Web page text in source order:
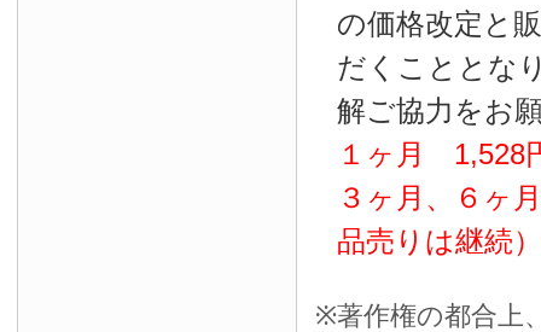
の価格改定と
だくこととな
解ご協力をお
１ヶ月 1,528
３ヶ月、６ヶ
品売りは継続）
※著作権の都合上